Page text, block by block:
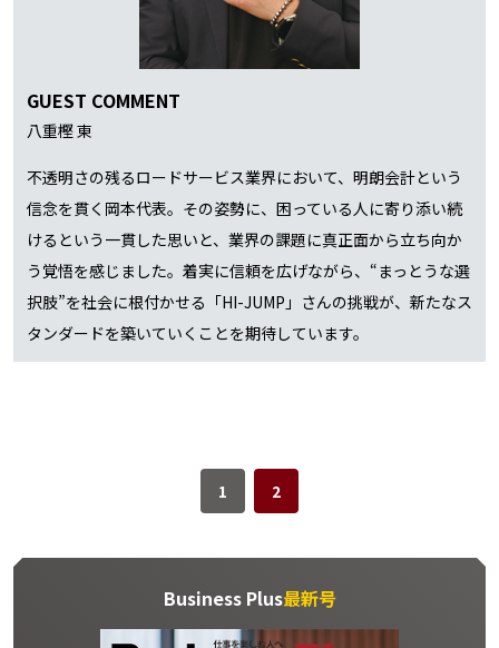
GUEST COMMENT
八重樫 東
不透明さの残るロードサービス業界において、明朗会計という
信念を貫く岡本代表。その姿勢に、困っている人に寄り添い続
けるという一貫した思いと、業界の課題に真正面から立ち向か
う覚悟を感じました。着実に信頼を広げながら、“まっとうな選
択肢”を社会に根付かせる「HI-JUMP」さんの挑戦が、新たなス
タンダードを築いていくことを期待しています。
1 2
Business Plus最新号